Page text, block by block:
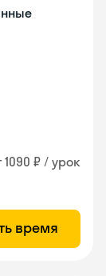
1090 ₽ / урок
время